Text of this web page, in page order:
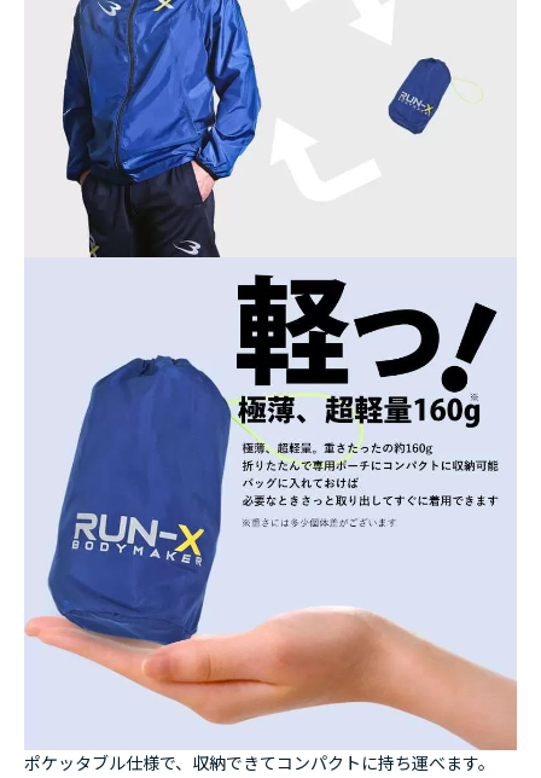
ポケッタブル仕様で、収納できてコンパクトに持ち運べます。